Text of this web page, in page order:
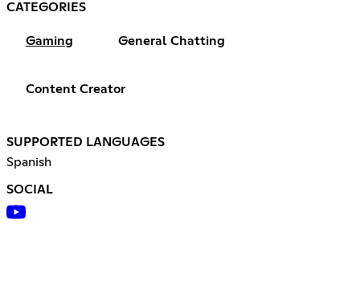
CATEGORIES
Gaming General Chatting
Content Creator
SUPPORTED LANGUAGES
Spanish
SOCIAL